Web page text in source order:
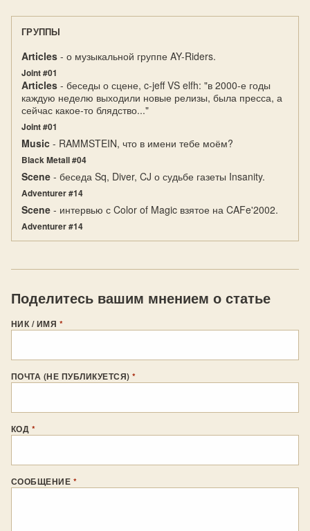
ГРУППЫ
Articles - о музыкальной группе AY-Riders.
Joint #01
Articles - беседы о сцене, c-jeff VS elfh: "в 2000-е годы
каждую неделю выходили новые релизы, была пресса, а
сейчас какое-то блядство..."
Joint #01
Music - RAMMSTEIN, что в имени тебе моём?
Black Metall #04
Scene - беседа Sq, Diver, CJ о судьбе газеты Insanity.
Adventurer #14
Scene - интервью с Color of Magic взятое на CAFe'2002.
Adventurer #14
Поделитесь вашим мнением о статье
НИК / ИМЯ *
ПОЧТА (НЕ ПУБЛИКУЕТСЯ)*
КОД *
СООБЩЕНИЕ *